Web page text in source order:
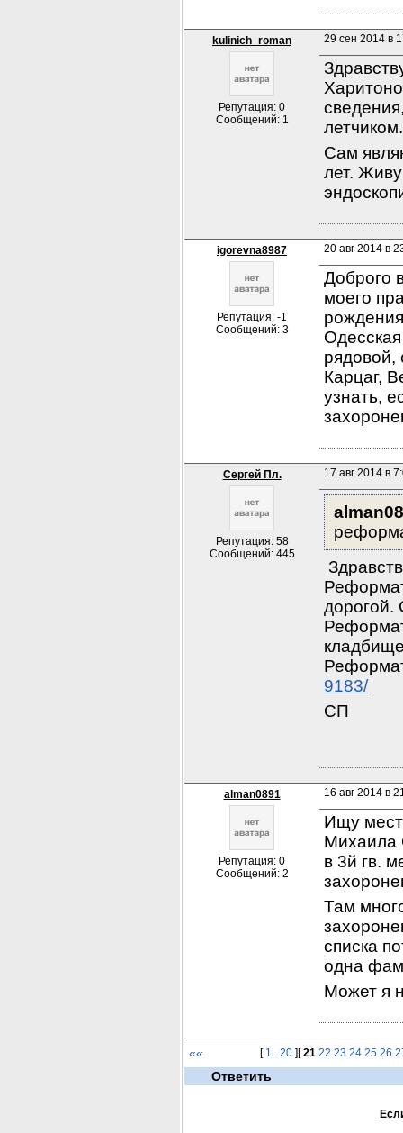
kulinich_roman
Репутация: 0
Сообщений: 1
29 сен 2014 в
Сам
лет.
igorevna8987
Репутация: -1
Сообщений: 3
20 авг 2014 в
Доброго
моего
рядовой,
Карцаг,
узнать,
Сергей Пл.
Репутация: 58
Сообщений: 445
17 авг 2014 в
дорогой.
9183/
СП
alman0891
Репутация: 0
Сообщений: 2
16 авг 2014 в
Ищу
Михаила
в 3й гв.
Там
списка
одна
Может я
«« [ 1...20][21 22 23 24 25 26
Ответить